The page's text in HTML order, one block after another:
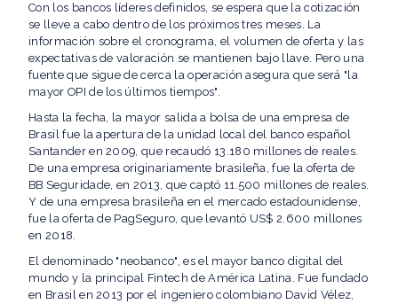
Con los bancos líderes definidos, se espera que la cotización
se lleve a cabo dentro de los próximos tres meses. La
información sobre el cronograma, el volumen de oferta y las
expectativas de valoración se mantienen bajo llave. Pero una
fuente que sigue de cerca la operación asegura que será "la
mayor OPI de los últimos tiempos".
Hasta la fecha, la mayor salida a bolsa de una empresa de
Brasil fue la apertura de la unidad local del banco español
Santander en 2009, que recaudó 13.180 millones de reales.
De una empresa originariamente brasileña, fue la oferta de
BB Seguridade, en 2013, que captó 11.500 millones de reales.
Y de una empresa brasileña en el mercado estadounidense,
fue la oferta de PagSeguro, que levantó US$ 2.600 millones
en 2018.
El denominado "neobanco", es el mayor banco digital del
mundo y la principal Fintech de América Latina. Fue fundado
en Brasil en 2013 por el ingeniero colombiano David Vélez,